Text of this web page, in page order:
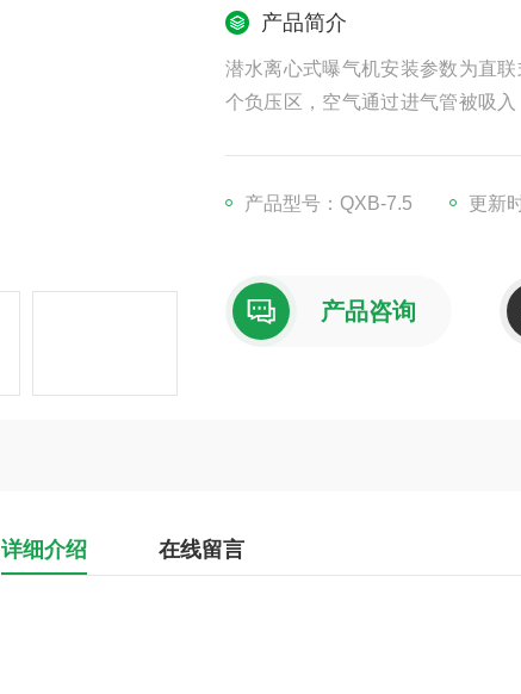
产品简介
潜水离心式曝气机安装参数为直
个负压区，空气通过进气管被吸
产品型号：QXB-7.5 更新
产品咨询
详细介绍 在线留言